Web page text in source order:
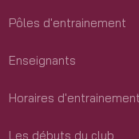
Pôles d'entrainement
Enseignants
Horaires d'entrainement
Les débuts du club